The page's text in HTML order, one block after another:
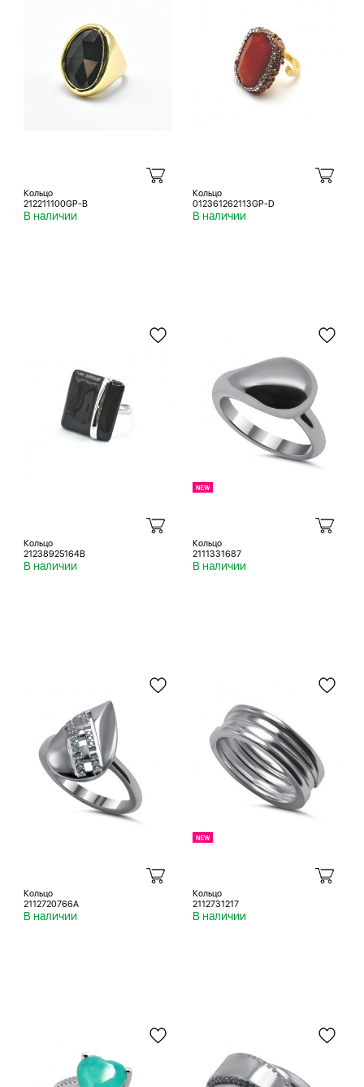
Кольцо
212211100GP-B
В наличии
Кольцо
012361262113GP-D
В наличии
Кольцо
21238925164B
В наличии
Кольцо
2111331687
В наличии
Кольцо
2112720766A
В наличии
Кольцо
2112731217
В наличии